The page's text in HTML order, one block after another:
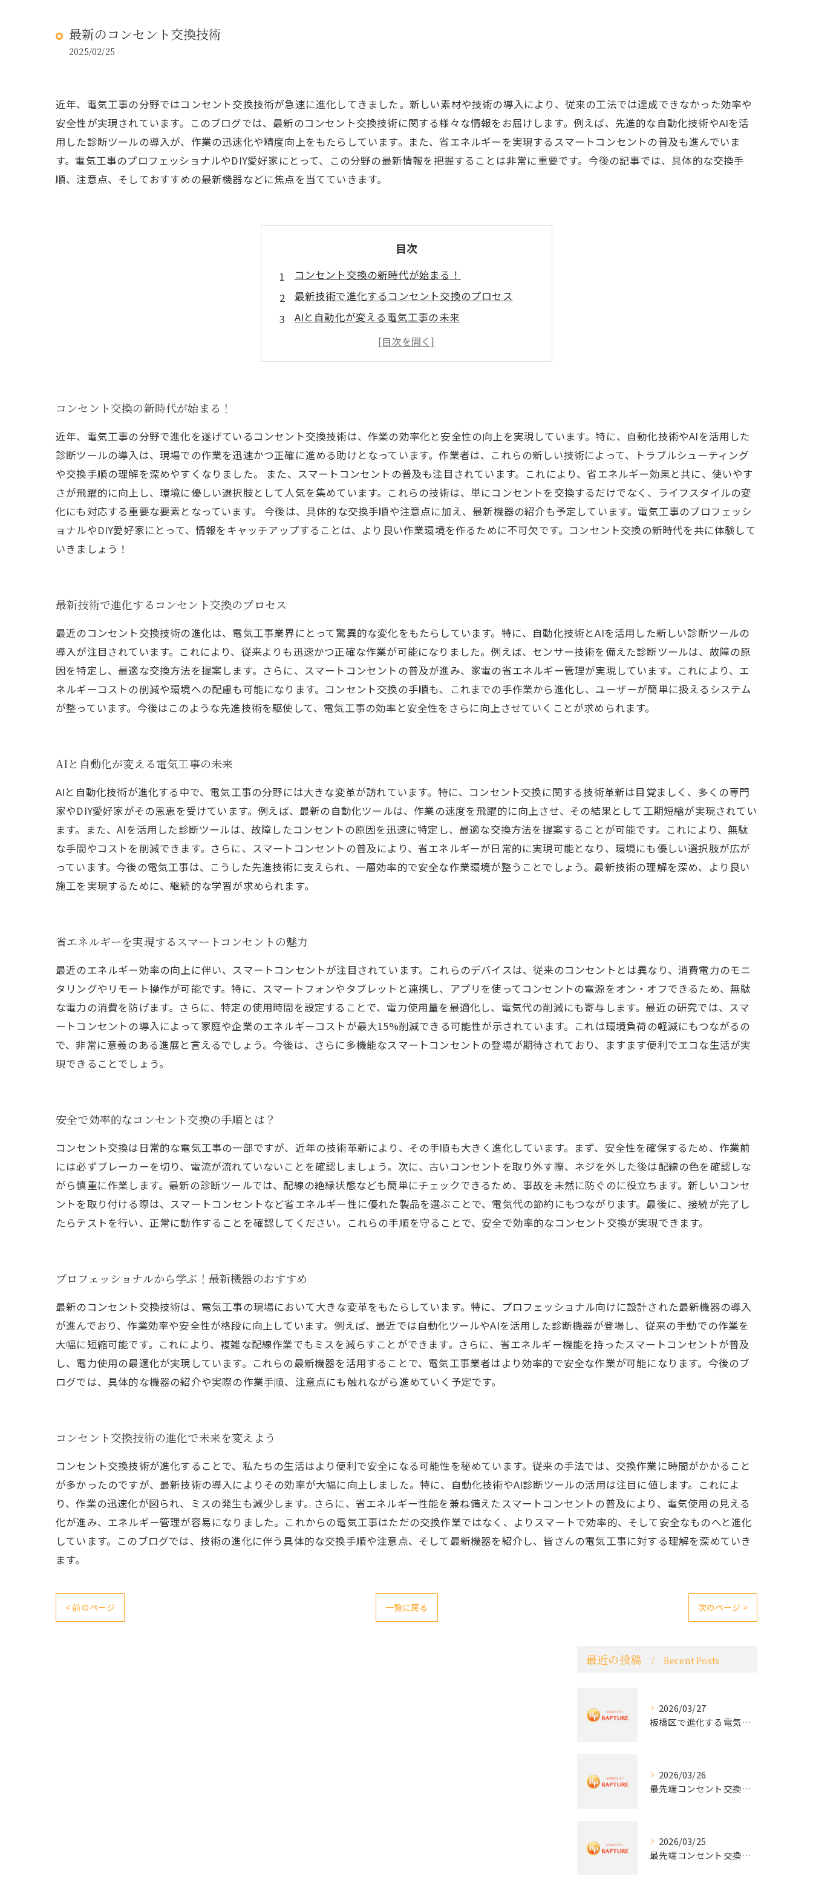
最新のコンセント交換技術
2025/02/25
近年、電気工事の分野ではコンセント交換技術が急速に進化してきました。新しい素材や技術の導入により、従来の工法では達成できなかった効率や
安全性が実現されています。このブログでは、最新のコンセント交換技術に関する様々な情報をお届けします。例えば、先進的な自動化技術やAIを活
用した診断ツールの導入が、作業の迅速化や精度向上をもたらしています。また、省エネルギーを実現するスマートコンセントの普及も進んでいま
す。電気工事のプロフェッショナルやDIY愛好家にとって、この分野の最新情報を把握することは非常に重要です。今後の記事では、具体的な交換手
順、注意点、そしておすすめの最新機器などに焦点を当てていきます。
目次
コンセント交換の新時代が始まる！
最新技術で進化するコンセント交換のプロセス
AIと自動化が変える電気工事の未来
省エネルギーを実現するスマートコンセントの魅力
安全で効率的なコンセント交換の手順とは？
コンセント交換の新時代が始まる！
近年、電気工事の分野で進化を遂げているコンセント交換技術は、作業の効率化と安全性の向上を実現しています。特に、自動化技術やAIを活用した
診断ツールの導入は、現場での作業を迅速かつ正確に進める助けとなっています。作業者は、これらの新しい技術によって、トラブルシューティング
や交換手順の理解を深めやすくなりました。 また、スマートコンセントの普及も注目されています。これにより、省エネルギー効果と共に、使いやす
さが飛躍的に向上し、環境に優しい選択肢として人気を集めています。これらの技術は、単にコンセントを交換するだけでなく、ライフスタイルの変
化にも対応する重要な要素となっています。 今後は、具体的な交換手順や注意点に加え、最新機器の紹介も予定しています。電気工事のプロフェッシ
ョナルやDIY愛好家にとって、情報をキャッチアップすることは、より良い作業環境を作るために不可欠です。コンセント交換の新時代を共に体験して
いきましょう！
最新技術で進化するコンセント交換のプロセス
最近のコンセント交換技術の進化は、電気工事業界にとって驚異的な変化をもたらしています。特に、自動化技術とAIを活用した新しい診断ツールの
導入が注目されています。これにより、従来よりも迅速かつ正確な作業が可能になりました。例えば、センサー技術を備えた診断ツールは、故障の原
因を特定し、最適な交換方法を提案します。さらに、スマートコンセントの普及が進み、家電の省エネルギー管理が実現しています。これにより、エ
ネルギーコストの削減や環境への配慮も可能になります。コンセント交換の手順も、これまでの手作業から進化し、ユーザーが簡単に扱えるシステム
が整っています。今後はこのような先進技術を駆使して、電気工事の効率と安全性をさらに向上させていくことが求められます。
AIと自動化が変える電気工事の未来
AIと自動化技術が進化する中で、電気工事の分野には大きな変革が訪れています。特に、コンセント交換に関する技術革新は目覚ましく、多くの専門
家やDIY愛好家がその恩恵を受けています。例えば、最新の自動化ツールは、作業の速度を飛躍的に向上させ、その結果として工期短縮が実現されてい
ます。また、AIを活用した診断ツールは、故障したコンセントの原因を迅速に特定し、最適な交換方法を提案することが可能です。これにより、無駄
な手間やコストを削減できます。さらに、スマートコンセントの普及により、省エネルギーが日常的に実現可能となり、環境にも優しい選択肢が広が
っています。今後の電気工事は、こうした先進技術に支えられ、一層効率的で安全な作業環境が整うことでしょう。最新技術の理解を深め、より良い
施工を実現するために、継続的な学習が求められます。
省エネルギーを実現するスマートコンセントの魅力
最近のエネルギー効率の向上に伴い、スマートコンセントが注目されています。これらのデバイスは、従来のコンセントとは異なり、消費電力のモニ
タリングやリモート操作が可能です。特に、スマートフォンやタブレットと連携し、アプリを使ってコンセントの電源をオン・オフできるため、無駄
な電力の消費を防げます。さらに、特定の使用時間を設定することで、電力使用量を最適化し、電気代の削減にも寄与します。最近の研究では、スマ
ートコンセントの導入によって家庭や企業のエネルギーコストが最大15%削減できる可能性が示されています。これは環境負荷の軽減にもつながるの
で、非常に意義のある進展と言えるでしょう。今後は、さらに多機能なスマートコンセントの登場が期待されており、ますます便利でエコな生活が実
現できることでしょう。
安全で効率的なコンセント交換の手順とは？
コンセント交換は日常的な電気工事の一部ですが、近年の技術革新により、その手順も大きく進化しています。まず、安全性を確保するため、作業前
には必ずブレーカーを切り、電流が流れていないことを確認しましょう。次に、古いコンセントを取り外す際、ネジを外した後は配線の色を確認しな
がら慎重に作業します。最新の診断ツールでは、配線の絶縁状態なども簡単にチェックできるため、事故を未然に防ぐのに役立ちます。新しいコンセ
ントを取り付ける際は、スマートコンセントなど省エネルギー性に優れた製品を選ぶことで、電気代の節約にもつながります。最後に、接続が完了し
たらテストを行い、正常に動作することを確認してください。これらの手順を守ることで、安全で効率的なコンセント交換が実現できます。
プロフェッショナルから学ぶ！最新機器のおすすめ
最新のコンセント交換技術は、電気工事の現場において大きな変革をもたらしています。特に、プロフェッショナル向けに設計された最新機器の導入
が進んでおり、作業効率や安全性が格段に向上しています。例えば、最近では自動化ツールやAIを活用した診断機器が登場し、従来の手動での作業を
大幅に短縮可能です。これにより、複雑な配線作業でもミスを減らすことができます。さらに、省エネルギー機能を持ったスマートコンセントが普及
し、電力使用の最適化が実現しています。これらの最新機器を活用することで、電気工事業者はより効率的で安全な作業が可能になります。今後のブ
ログでは、具体的な機器の紹介や実際の作業手順、注意点にも触れながら進めていく予定です。
コンセント交換技術の進化で未来を変えよう
コンセント交換技術が進化することで、私たちの生活はより便利で安全になる可能性を秘めています。従来の手法では、交換作業に時間がかかること
が多かったのですが、最新技術の導入によりその効率が大幅に向上しました。特に、自動化技術やAI診断ツールの活用は注目に値します。これによ
り、作業の迅速化が図られ、ミスの発生も減少します。さらに、省エネルギー性能を兼ね備えたスマートコンセントの普及により、電気使用の見える
化が進み、エネルギー管理が容易になりました。これからの電気工事はただの交換作業ではなく、よりスマートで効率的、そして安全なものへと進化
しています。このブログでは、技術の進化に伴う具体的な交換手順や注意点、そして最新機器を紹介し、皆さんの電気工事に対する理解を深めていき
ます。
< 前のページ 一覧に戻る 次のページ >
最近の投稿 Recent Posts
2026/03/27
板橋区で進化する電気工事と最新コンセント交換技術
2026/03/26
最先端コンセント交換で快適な生活を実現する電気工事の技術
2026/03/25
最先端コンセント交換で実現する安全と快適な住環境